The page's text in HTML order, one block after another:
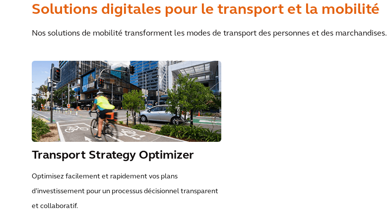
Solutions digitales pour le transport et la mobilité
Nos solutions de mobilité transforment les modes de transport des personnes et des marchandises.
Transport Strategy Optimizer
Optimisez facilement et rapidement vos plans
d'investissement pour un processus décisionnel transparent
et collaboratif.